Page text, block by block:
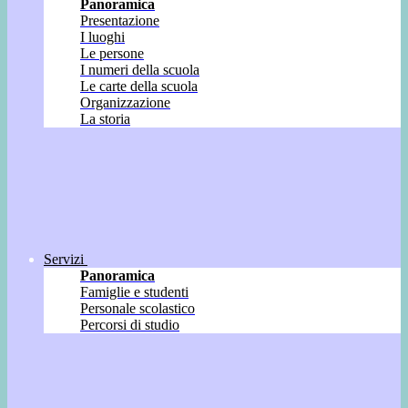
Panoramica
Presentazione
I luoghi
Le persone
I numeri della scuola
Le carte della scuola
Organizzazione
La storia
Servizi
Panoramica
Famiglie e studenti
Personale scolastico
Percorsi di studio